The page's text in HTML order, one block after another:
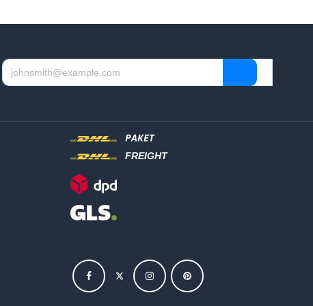
PAKET
FREIGHT